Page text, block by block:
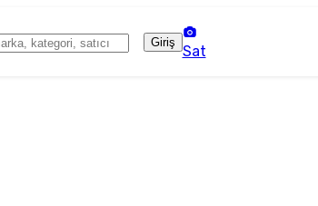
Giriş
Sat